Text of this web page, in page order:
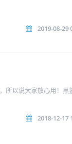
2019-08-29
所以说大家放心用！黑
2018-12-17